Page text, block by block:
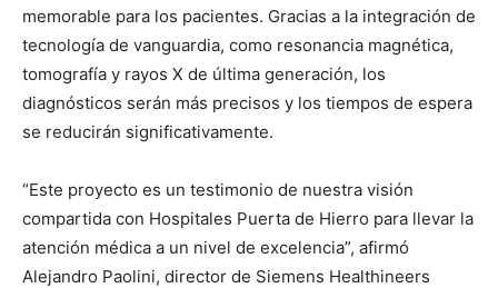
memorable para los pacientes. Gracias a la integración de
tecnología de vanguardia, como resonancia magnética,
tomografía y rayos X de última generación, los
diagnósticos serán más precisos y los tiempos de espera
se reducirán significativamente.
“Este proyecto es un testimonio de nuestra visión
compartida con Hospitales Puerta de Hierro para llevar la
atención médica a un nivel de excelencia”, afirmó
Alejandro Paolini, director de Siemens Healthineers